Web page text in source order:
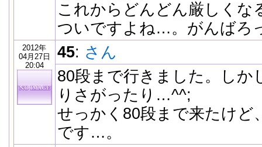
これからどんどん厳しくな
ついですよね…。がんばろ
2012年
04月27日
20:04
45: さん
80段まで行きました。しか
りさがったり…^^;
せっかく80段まで来たけど
です…。